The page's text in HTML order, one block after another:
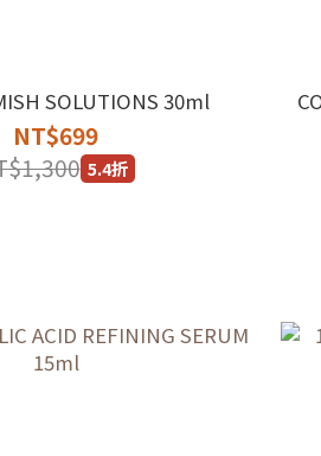
SOLUTIONS 30ml
NT$699
5.4折